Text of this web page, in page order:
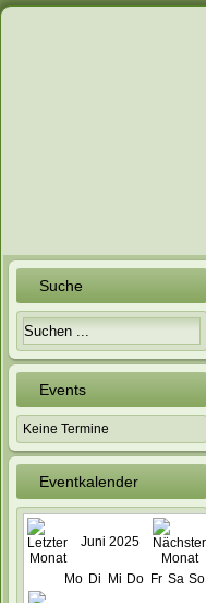
Suche
Events
Keine Termine
Eventkalender
Juni 2025
Mo Di Mi Do Fr Sa So